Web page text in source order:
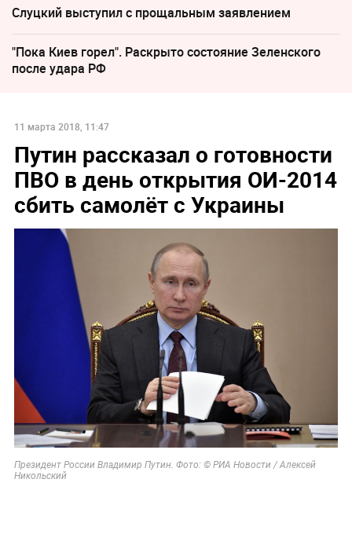
Слуцкий выступил с прощальным заявлением
"Пока Киев горел". Раскрыто состояние Зеленского
после удара РФ
11 марта 2018, 11:47
Путин рассказал о готовности
ПВО в день открытия ОИ-2014
сбить самолёт с Украины
Президент России Владимир Путин. Фото: © РИА Новости / Алексей
Никольский